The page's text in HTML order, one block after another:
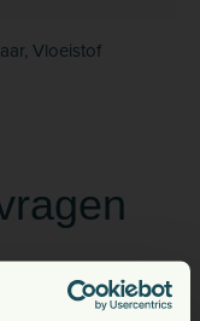
Vloeistof
is dit